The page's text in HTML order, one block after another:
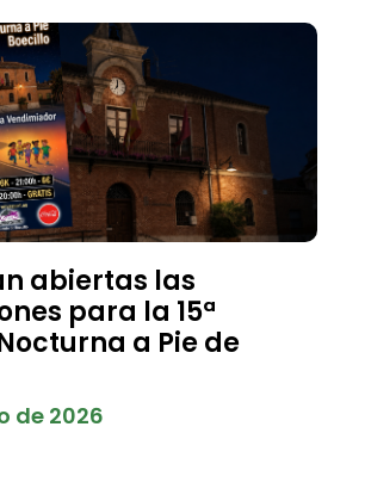
abiertas las
para la 15ª
a Pie de
de 2026